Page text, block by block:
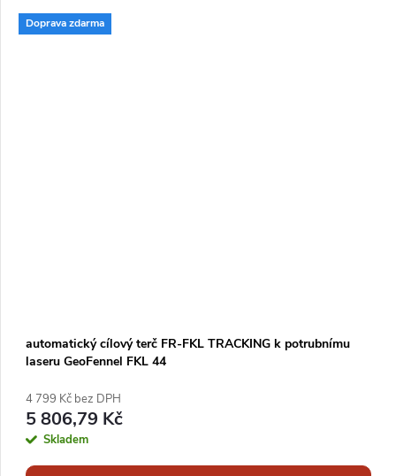
Doprava zdarma
automatický cílový terč FR-FKL TRACKING k potrubnímu
laseru GeoFennel FKL 44
4 799 Kč bez DPH
5 806,79 Kč
Skladem